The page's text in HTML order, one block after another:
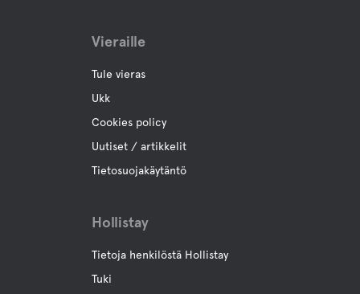
Vieraille
Tule vieras
Ukk
Cookies policy
Uutiset / artikkelit
Tietosuojakäytäntö
Hollistay
Tietoja henkilöstä Hollistay
Tuki